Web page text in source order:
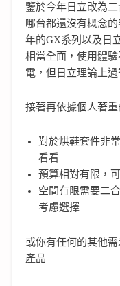
鑒於今年日立改為
哪台都還沒有概念
年的GX系列以及日
相當全面，使用體驗
電，但日立理論上
接著再依據個人著
對於烘鞋套件非
看看
預算相對有限，
空間有限需要二
考慮選擇
或你有任何的其他
產品